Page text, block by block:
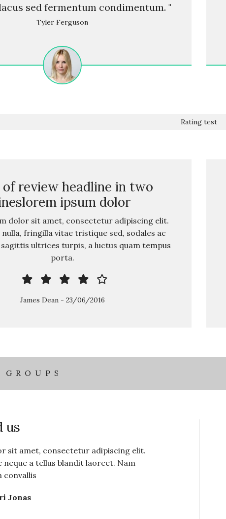
sed fermentum condimentum. "
Tyler Ferguson
Rating test
review headline in two
ipsum dolor
dolor sit amet, consectetur adipiscing elit.
nulla, fringilla vitae tristique sed, sodales ac
ultrices turpis, a luctus quam tempus
porta.
James Dean- 23/06/2016
us
sit amet, consectetur adipiscing elit.
neque a tellus blandit laoreet. Nam
convallis
Jonas